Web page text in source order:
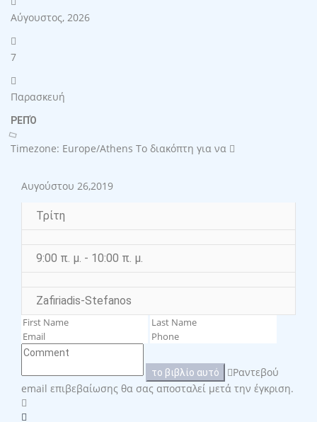
Αύγουστος, 2026
7
Παρασκευή
ΡΕΠΌ
Timezone: Europe/Athens Το διακόπτη για να
Αυγούστου 26,2019
Τρίτη
9:00 π. μ. - 10:00 π. μ.
Zafiriadis-Stefanos
το βιβλίο αυτό
Ραντεβού
email επιβεβαίωσης θα σας αποσταλεί μετά την έγκριση.